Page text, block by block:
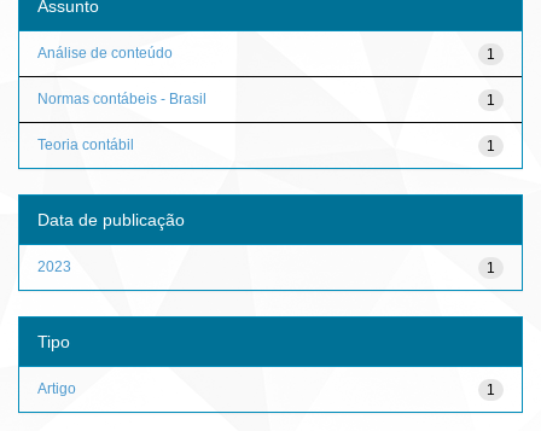
Assunto
1
Análise de conteúdo
1
Normas contábeis - Brasil
1
Teoria contábil
Data de publicação
1
2023
Tipo
1
Artigo